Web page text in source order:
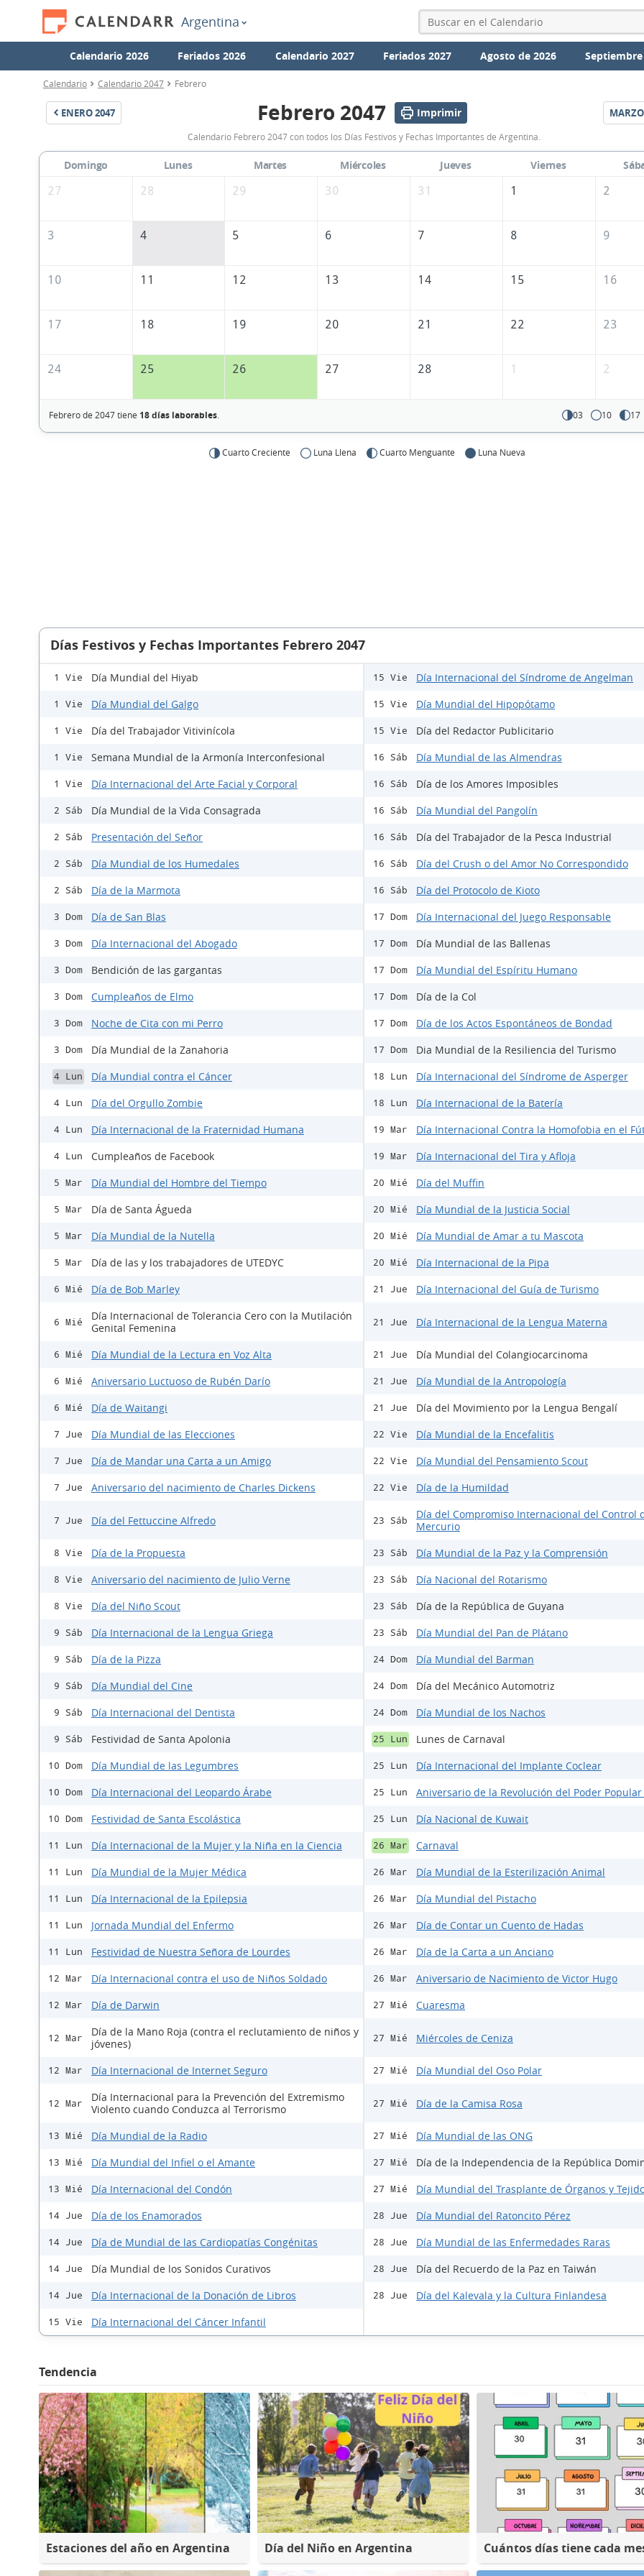
Argentina
Calendario 2026 Feriados 2026 Calendario 2027 Feriados 2027 Agosto de 2026
Calendario Calendario 2047 Febrero
ENERO2047
Calendario
Febrero
2047
Argentina
Febrero 2047 Imprimir MARZO
Calendario Febrero 2047 con todos los Días Festivos y Fechas Importantes de Argentina.
Domingo Lunes Martes Miércoles Jueves Viernes
27
28 29 30 31 1 2
3 4 5 6 7 8 9
10 11 12 13 14 15 16
17 18 19 20 21 22 23
24 25 26 27 28 1 2
Febrero de 2047 tiene 18 días laborables. 03 10 17
Cuarto Creciente Luna Llena Cuarto Menguante Luna Nueva
Días Festivos y Fechas Importantes Febrero 2047
1 Vie Día Mundial del Hiyab
1 Vie Día Mundial del Galgo
1 Vie Día del Trabajador Vitivinícola
1 Vie Semana Mundial de la Armonía Interconfesional
1 Vie Día Internacional del Arte Facial y Corporal
2 Sáb Día Mundial de la Vida Consagrada
2 Sáb Presentación del Señor
2 Sáb Día Mundial de los Humedales
2 Sáb Día de la Marmota
3 Dom Día de San Blas
3 Dom Día Internacional del Abogado
3 Dom Bendición de las gargantas
3 Dom Cumpleaños de Elmo
3 Dom Noche de Cita con mi Perro
3 Dom Día Mundial de la Zanahoria
4 Lun Día Mundial contra el Cáncer
4 Lun Día del Orgullo Zombie
4 Lun Día Internacional de la Fraternidad Humana
4 Lun Cumpleaños de Facebook
5 Mar Día Mundial del Hombre del Tiempo
5 Mar Día de Santa Águeda
5 Mar Día Mundial de la Nutella
5 Mar Día de las y los trabajadores de UTEDYC
6 Mié Día de Bob Marley
6 Mié
Día Internacional de Tolerancia Cero con la Mutilación
Genital Femenina
6 Mié Día Mundial de la Lectura en Voz Alta
6 Mié Aniversario Luctuoso de Rubén Darío
6 Mié Día de Waitangi
7 Jue Día Mundial de las Elecciones
7 Jue Día de Mandar una Carta a un Amigo
7 Jue Aniversario del nacimiento de Charles Dickens
7 Jue Día del Fettuccine Alfredo
8 Vie Día de la Propuesta
8 Vie Aniversario del nacimiento de Julio Verne
8 Vie Día del Niño Scout
9 Sáb Día Internacional de la Lengua Griega
9 Sáb Día de la Pizza
9 Sáb Día Mundial del Cine
9 Sáb Día Internacional del Dentista
9 Sáb Festividad de Santa Apolonia
10 Dom Día Mundial de las Legumbres
10 Dom Día Internacional del Leopardo Árabe
10 Dom Festividad de Santa Escolástica
11 Lun Día Internacional de la Mujer y la Niña en la Ciencia
11 Lun Día Mundial de la Mujer Médica
11 Lun Día Internacional de la Epilepsia
11 Lun Jornada Mundial del Enfermo
11 Lun Festividad de Nuestra Señora de Lourdes
12 Mar Día Internacional contra el uso de Niños Soldado
12 Mar Día de Darwin
12 Mar
Día de la Mano Roja (contra el reclutamiento de niños y
jóvenes)
12 Mar Día Internacional de Internet Seguro
12 Mar
Día Internacional para la Prevención del Extremismo
Violento cuando Conduzca al Terrorismo
13 Mié Día Mundial de la Radio
13 Mié Día Mundial del Infiel o el Amante
13 Mié Día Internacional del Condón
14 Jue Día de los Enamorados
14 Jue Día de Mundial de las Cardiopatías Congénitas
14 Jue Día Mundial de los Sonidos Curativos
14 Jue Día Internacional de la Donación de Libros
15 Vie Día Internacional del Cáncer Infantil
15 Vie Día Internacional del Síndrome de Angelman
15 Vie Día Mundial del Hipopótamo
15 Vie Día del Redactor Publicitario
16 Sáb Día Mundial de las Almendras
16 Sáb Día de los Amores Imposibles
16 Sáb Día Mundial del Pangolín
16 Sáb Día del Trabajador de la Pesca Industrial
16 Sáb Día del Crush o del Amor No Correspondido
16 Sáb Día del Protocolo de Kioto
17 Dom Día Internacional del Juego Responsable
17 Dom Día Mundial de las Ballenas
17 Dom Día Mundial del Espíritu Humano
17 Dom Día de la Col
17 Dom Día de los Actos Espontáneos de Bondad
17 Dom Dia Mundial de la Resiliencia del Turismo
18 Lun Día Internacional del Síndrome de Asperger
18 Lun Día Internacional de la Batería
19 Mar Día Internacional Contra la Homofobia en el
19 Mar Día Internacional del Tira y Afloja
20 Mié Día del Muffin
20 Mié Día Mundial de la Justicia Social
20 Mié Día Mundial de Amar a tu Mascota
20 Mié Día Internacional de la Pipa
21 Jue Día Internacional del Guía de Turismo
21 Jue Día Internacional de la Lengua Materna
21 Jue Día Mundial del Colangiocarcinoma
21 Jue Día Mundial de la Antropología
21 Jue Día del Movimiento por la Lengua Bengalí
22 Vie Día Mundial de la Encefalitis
22 Vie Día Mundial del Pensamiento Scout
22 Vie Día de la Humildad
23 Sáb
Día del Compromiso Internacional del Control
Mercurio
23 Sáb Día Mundial de la Paz y la Comprensión
23 Sáb Día Nacional del Rotarismo
23 Sáb Día de la República de Guyana
23 Sáb Día Mundial del Pan de Plátano
24 Dom Día Mundial del Barman
24 Dom Día del Mecánico Automotriz
24 Dom Día Mundial de los Nachos
25 Lun Lunes de Carnaval
25 Lun Día Internacional del Implante Coclear
25 Lun Aniversario de la Revolución del Poder Popular
25 Lun Día Nacional de Kuwait
26 Mar Carnaval
26 Mar Día Mundial de la Esterilización Animal
26 Mar Día Mundial del Pistacho
26 Mar Día de Contar un Cuento de Hadas
26 Mar Día de la Carta a un Anciano
26 Mar Aniversario de Nacimiento de Victor Hugo
27 Mié Cuaresma
27 Mié Miércoles de Ceniza
27 Mié Día Mundial del Oso Polar
27 Mié Día de la Camisa Rosa
27 Mié Día Mundial de las ONG
27 Mié Día de la Independencia de la República
27 Mié Día Mundial del Trasplante de Órganos y
28 Jue Día Mundial del Ratoncito Pérez
28 Jue Día Mundial de las Enfermedades Raras
28 Jue Día del Recuerdo de la Paz en Taiwán
28 Jue Día del Kalevala y la Cultura Finlandesa
Tendencia
Estaciones del año en Argentina Día del Niño en Argentina Cuántos días tiene cada